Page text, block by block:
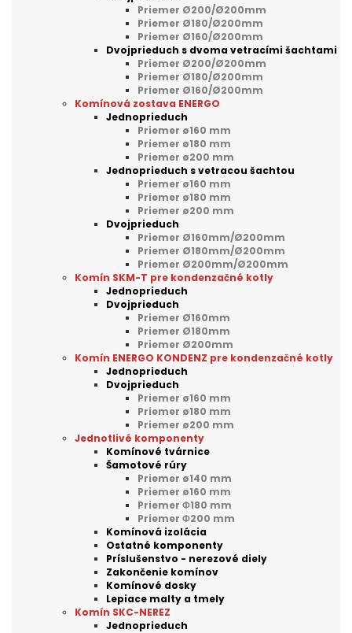
Priemer Ø200/Ø200mm
Priemer Ø180/Ø200mm
Priemer Ø160/Ø200mm
Dvojprieduch s dvoma vetracími šachtami
Priemer Ø200/Ø200mm
Priemer Ø180/Ø200mm
Priemer Ø160/Ø200mm
Komínová zostava ENERGO
Jednoprieduch
Priemer ø160 mm
Priemer ø180 mm
Priemer ø200 mm
Jednoprieduch s vetracou šachtou
Priemer ø160 mm
Priemer ø180 mm
Priemer ø200 mm
Dvojprieduch
Priemer Ø160mm/Ø200mm
Priemer Ø180mm/Ø200mm
Priemer Ø200mm/Ø200mm
Komín SKM-T pre kondenzačné kotly
Jednoprieduch
Dvojprieduch
Priemer Ø160mm
Priemer Ø180mm
Priemer Ø200mm
Komín ENERGO KONDENZ pre kondenzačné kotly
Jednoprieduch
Dvojprieduch
Priemer ø160 mm
Priemer ø180 mm
Priemer ø200 mm
Jednotlivé komponenty
Komínové tvárnice
Šamotové rúry
Priemer ø140 mm
Priemer ø160 mm
Priemer Φ180 mm
Priemer Φ200 mm
Komínová izolácia
Ostatné komponenty
Príslušenstvo - nerezové diely
Zakončenie komínov
Komínové dosky
Lepiace malty a tmely
Komín SKC-NEREZ
Jednoprieduch